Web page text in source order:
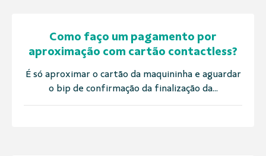
Como faço um pagamento por
aproximação com cartão contactless?
É só aproximar o cartão da maquininha e aguardar
o bip de confirmação da finalização da...